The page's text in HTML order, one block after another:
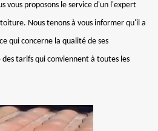
vous proposons le service d'un l'expert
Nous tenons à vous informer qu'il a
qui concerne la qualité de ses
tarifs qui conviennent à toutes les